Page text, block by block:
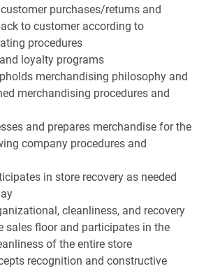
purchases/returns and
to customer according to
procedures
loyalty programs
merchandising philosophy and
merchandising procedures and
and prepares merchandise for the
company procedures and
in store recovery as needed
cleanliness, and recovery
sales floor and participates in the
of the entire store
recognition and constructive